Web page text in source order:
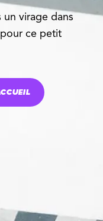
un virage dans
pour ce petit